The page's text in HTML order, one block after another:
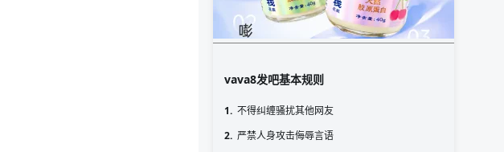
vava8发吧基本规则
1. 不得纠缠骚扰其他网友
2. 严禁人身攻击侮辱言语